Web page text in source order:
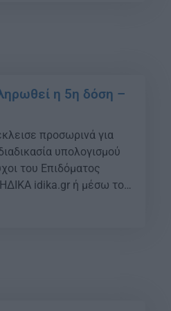
η 5η δόση –
προσωρινά για
υπολογισμού
του Επιδόματος
ΗΔΙΚΑ idika.gr ή μέσω του
προσωπικών κωδικών
ποσό θα